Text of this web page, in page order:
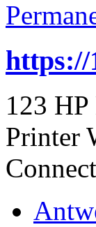
123
Printer